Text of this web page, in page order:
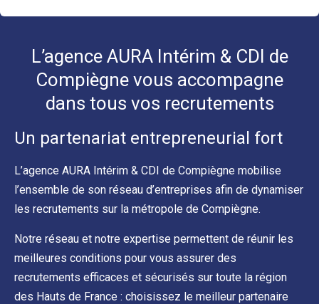
L’agence AURA Intérim & CDI de
Compiègne vous accompagne
dans tous vos recrutements
Un partenariat entrepreneurial fort
L’agence AURA Intérim & CDI de Compiègne mobilise
l’ensemble de son réseau d’entreprises afin de dynamiser
les recrutements sur la métropole de Compiègne.
Notre réseau et notre expertise permettent de réunir les
meilleures conditions pour vous assurer des
recrutements efficaces et sécurisés sur toute la région
des Hauts de France : choisissez le meilleur partenaire